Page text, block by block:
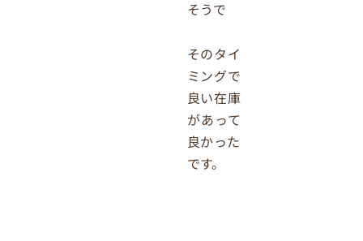
そうで
そのタイ
ミングで
良い在庫
があって
良かった
です。